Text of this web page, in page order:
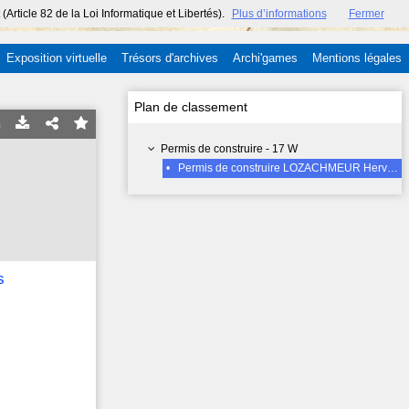
82 de la Loi Informatique et Libertés). Plus d’informations Fermer
Exposition virtuelle Trésors d'archives Archi'games Mentions légales
Plan de classement
Permis de construire - 17 W
•
Permis de construire LOZACHMEUR Hervé, 49, cité du Merdy, Penhars (habitation), N° de PC : 56101 CN accordé le 2-03-1962